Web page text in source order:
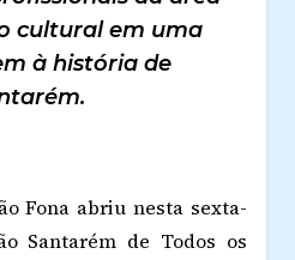
cultural em uma
à história de
Fona abriu nesta sexta-
Santarém de Todos os